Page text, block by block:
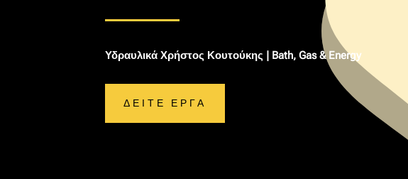
Υδραυλικά Χρήστος Κουτούκης | Bath, Gas & Energy
ΔΕΙΤΕ ΕΡΓΑ